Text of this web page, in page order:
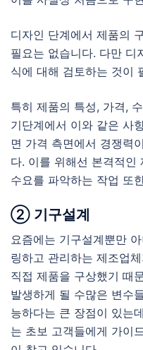
디자인 단계에서 제품의
필요는 없습니다. 다만 디
식에 대해 검토하는 것이
특히 제품의 특성, 가격,
기단계에서 이와 같은 사
면 가격 측면에서 경쟁력
다. 이를 위해선 본격적인
수요를 파악하는 작업 또
② 기구설계
요즘에는 기구설계뿐만
링하고 관리하는 제조업
직접 제품을 구상했기 때
발생하게 될 수많은 변수
능하다는 큰 장점이 있는
는 초보 고객들에게 가이